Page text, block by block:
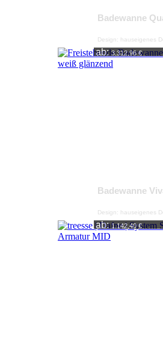
Badewanne
Design: hauseigenes
ab: 3.312,96 €
Badewanne
Design: hauseigenes
ab: 1.142,40 €